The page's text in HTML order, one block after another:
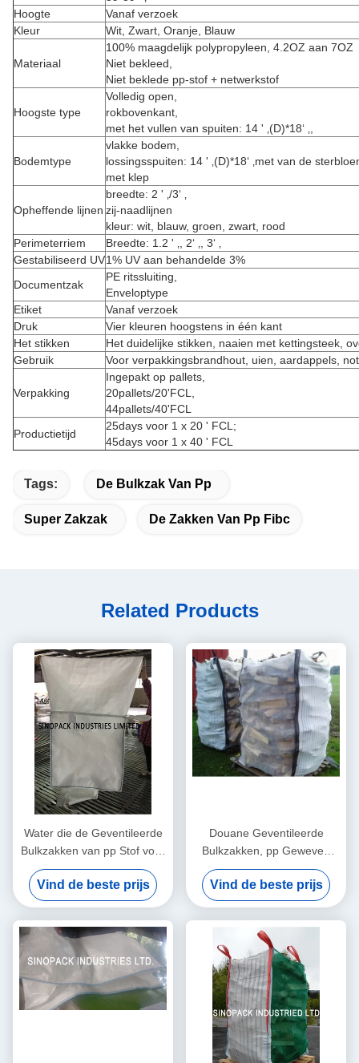
Hoogte
Vanaf verzoek
Kleur
Wit, Zwart, Oranje, Blauw
Materiaal
100% maagdelijk polypropyleen, 4.2OZ aan 7OZ
Niet bekleed,
Niet beklede pp-stof + netwerkstof
Hoogste type
Volledig open,
rokbovenkant,
met het vullen van spuiten: 14 ' ‚(D)*18‘ ‚,
Bodemtype
vlakke bodem,
lossingsspuiten: 14 ' ‚(D)*18‘ ‚met van de
met klep
Opheffende lijnen
breedte: 2 ' ‚/3‘ ‚
zij-naadlijnen
kleur: wit, blauw, groen, zwart, rood
Perimeterriem
Breedte: 1.2 ' ‚, 2‘ ‚, 3‘ ‚
Gestabiliseerd UV1% UV aan behandelde 3%
Documentzak
PE ritssluiting,
Enveloptype
Etiket
Vanaf verzoek
Druk
Vier kleuren hoogstens in één kant
Het stikken
Het duidelijke stikken, naaien met kettingsteek,
Gebruik
Voor verpakkingsbrandhout, uien, aardappels,
Verpakking
Ingepakt op pallets,
20pallets/20'FCL,
44pallets/40'FCL
Productietijd
25days voor 1 x 20 ' FCL;
45days voor 1 x 40 ' FCL
Tags: De Bulkzak Van Pp
Super Zakzak De Zakken Van Pp Fibc
Related Products
Water die de Geventileerde
Bulkzakken van pp Stof voor
Één Tonpakket doordringen
Vind de beste prijs
Douane Geventileerde
Bulkzakken, pp Geweven
Zak voor
Verpakkingsbrandhout
Vind de beste prijs